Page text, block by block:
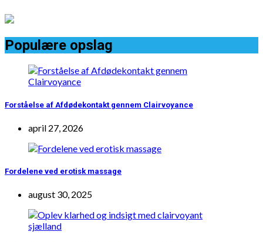
Populære opslag
Forståelse af Afdødekontakt gennem Clairvoyance
april 27, 2026
Fordelene ved erotisk massage
august 30, 2025